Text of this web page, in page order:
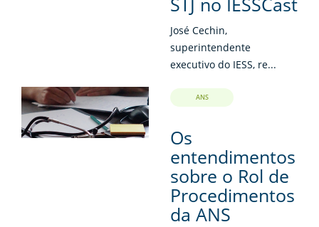
José Cechin,
superintendente
executivo do IESS, re...
ANS
Os
entendimentos
sobre o Rol de
Procedimentos
da ANS